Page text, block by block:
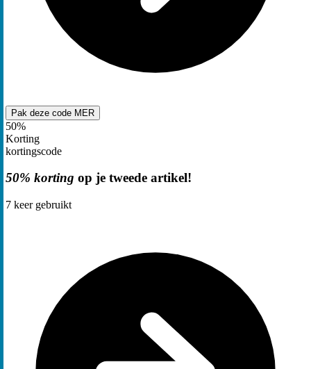
Pak deze code MER
50%
Korting
kortingscode
50% korting op je tweede artikel!
7 keer gebruikt